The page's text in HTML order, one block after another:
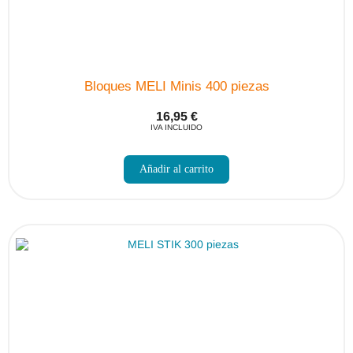
Bloques MELI Minis 400 piezas
16,95 €
IVA INCLUIDO
Añadir al carrito